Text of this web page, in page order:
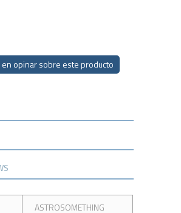
opinar sobre este producto
ASTROSOMETHING